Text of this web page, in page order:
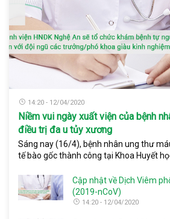
14:20 - 12/04/2020
Niềm vui ngày xuất viện của bệnh
điều trị đa u tủy xương
Sáng nay (16/4), bệnh nhân ung thư
tế bào gốc thành công tại Khoa Huyết
Cập nhật về Dịch Viêm
(2019-nCoV)
14:20 - 12/04/2020